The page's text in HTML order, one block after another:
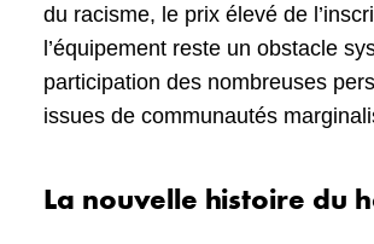
du racisme, le prix élevé de
l’équipement reste un obstacle
participation des nombreuses
issues de communautés
La nouvelle histoire du